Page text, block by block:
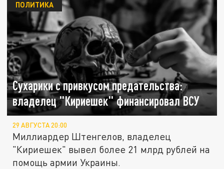
Сухарики с привкусом предательства:
владелец "Кириешек" финансировал ВСУ
ПОЛИТИКА
29 АВГУСТА 20:00
Миллиардер Штенгелов, владелец
"Кириешек" вывел более 21 млрд рублей на
помощь армии Украины.